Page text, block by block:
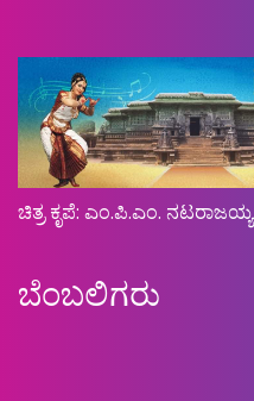
ಚಿತ್ರ ಕೃಪೆ: ಎಂ.ಪಿ.ಎಂ. ನಟರಾಜಯ್ಯ
ಬೆಂಬಲಿಗರು